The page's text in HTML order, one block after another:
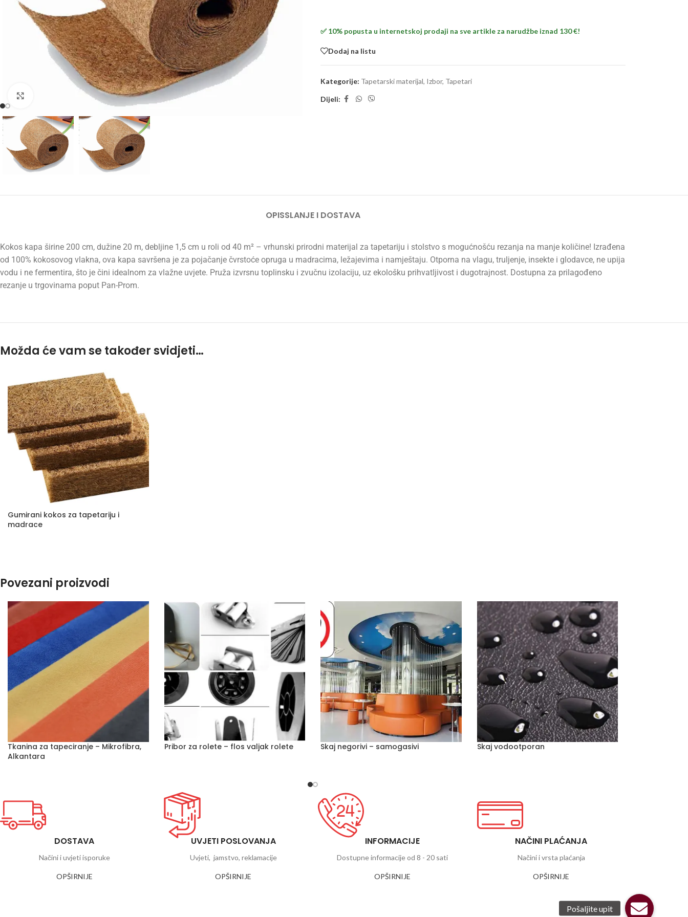
✅ 10% popusta u internetskoj prodaji na sve artikle za narudžbe iznad 130 €!
Dodaj na listu
Kategorije: Tapetarski materijal, Izbor, Tapetari
Dijeli:
OPISSLANJE I DOSTAVA
Kokos kapa širine 200 cm, dužine 20 m, debljine 1,5 cm u roli od 40 m² – vrhunski prirodni materijal za tapetariju i stolstvo s mogućnošću rezanja na manje količine! Izrađena
od 100% kokosovog vlakna, ova kapa savršena je za pojačanje čvrstoće opruga u madracima, ležajevima i namještaju. Otporna na vlagu, truljenje, insekte i glodavce, ne upija
vodu i ne fermentira, što je čini idealnom za vlažne uvjete. Pruža izvrsnu toplinsku i zvučnu izolaciju, uz ekološku prihvatljivost i dugotrajnost. Dostupna za prilagođeno
rezanje u trgovinama poput Pan-Prom.
Možda će vam se također svidjeti…
Gumirani kokos za tapetariju i
madrace
Povezani proizvodi
Tkanina za tapeciranje – Mikrofibra,
Alkantara
Pribor za rolete – flos valjak rolete Skaj negorivi – samogasivi Skaj vodootporan
DOSTAVA
Načini i uvjeti isporuke
OPŠIRNIJE
UVJETI POSLOVANJA
Uvjeti, jamstvo, reklamacije
OPŠIRNIJE
INFORMACIJE
Dostupne informacije od 8 - 20 sati
OPŠIRNIJE
NAČINI PLAĆANJA
Načini i vrsta plaćanja
OPŠIRNIJE